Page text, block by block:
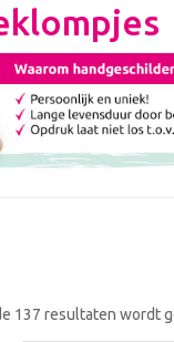
137 resultaten wordt